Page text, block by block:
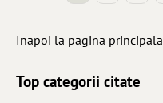
Inapoi la pagina principala
Top categorii citate